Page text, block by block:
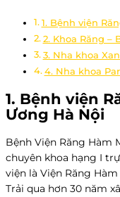
1. Bệnh viện
2. Khoa Răng –
3. Nha khoa
4. Nha khoa
1. Bệnh viện
Ương Hà Nội
Bệnh Viện Răng Hàm
chuyên khoa hạng I
viện là Viện Răng
Trải qua hơn 30 năm